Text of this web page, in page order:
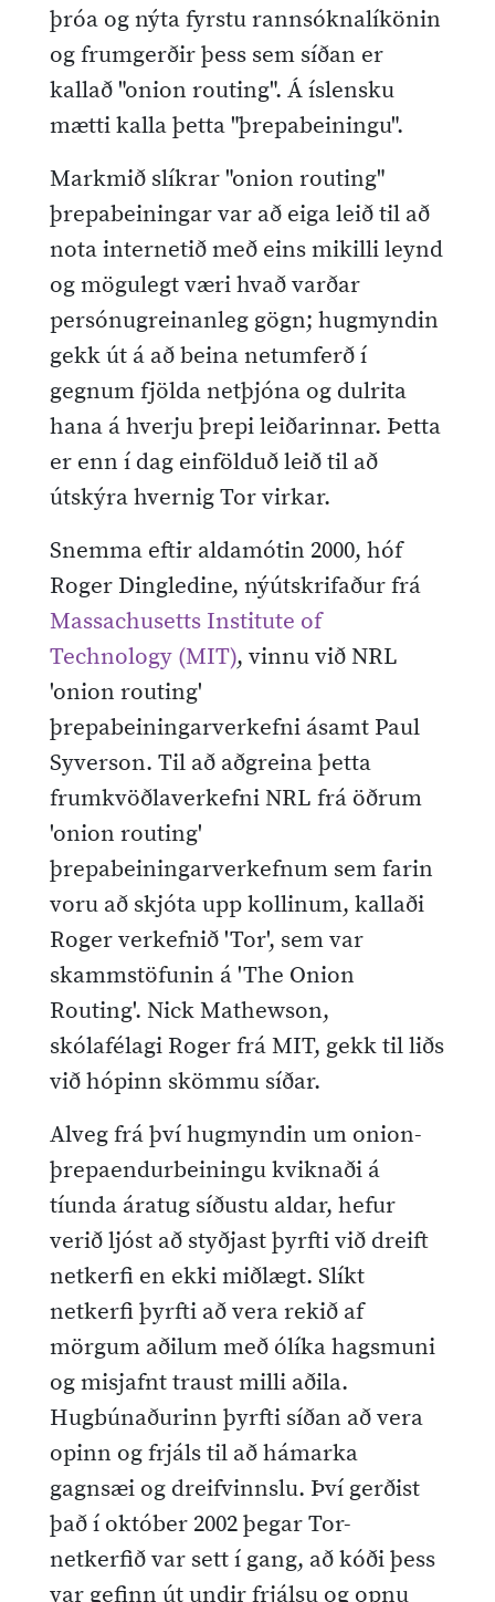
þróa og nýta fyrstu rannsóknalíkönin
og frumgerðir þess sem síðan er
kallað "onion routing". Á íslensku
mætti kalla þetta "þrepabeiningu".
Markmið slíkrar "onion routing"
þrepabeiningar var að eiga leið til að
nota internetið með eins mikilli leynd
og mögulegt væri hvað varðar
persónugreinanleg gögn; hugmyndin
gekk út á að beina netumferð í
gegnum fjölda netþjóna og dulrita
hana á hverju þrepi leiðarinnar. Þetta
er enn í dag einfölduð leið til að
útskýra hvernig Tor virkar.
Snemma eftir aldamótin 2000, hóf
Roger Dingledine, nýútskrifaður frá
Massachusetts Institute of
Technology (MIT), vinnu við NRL
'onion routing'
þrepabeiningarverkefni ásamt Paul
Syverson. Til að aðgreina þetta
frumkvöðlaverkefni NRL frá öðrum
'onion routing'
þrepabeiningarverkefnum sem farin
voru að skjóta upp kollinum, kallaði
Roger verkefnið 'Tor', sem var
skammstöfunin á 'The Onion
Routing'. Nick Mathewson,
skólafélagi Roger frá MIT, gekk til liðs
við hópinn skömmu síðar.
Alveg frá því hugmyndin um onion-
þrepaendurbeiningu kviknaði á
tíunda áratug síðustu aldar, hefur
verið ljóst að styðjast þyrfti við dreift
netkerfi en ekki miðlægt. Slíkt
netkerfi þyrfti að vera rekið af
mörgum aðilum með ólíka hagsmuni
og misjafnt traust milli aðila.
Hugbúnaðurinn þyrfti síðan að vera
opinn og frjáls til að hámarka
gagnsæi og dreifvinnslu. Því gerðist
það í október 2002 þegar Tor-
netkerfið var sett í gang, að kóði þess
var gefinn út undir frjálsu og opnu